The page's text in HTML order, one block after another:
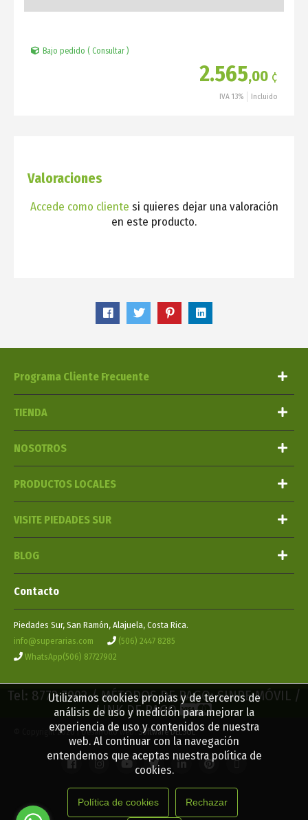
Bajo pedido ( Consultar )
2.565,00 ¢
IVA 13% Incluido
Valoraciones
Accede como cliente si quieres dejar una valoración
en este producto.
Programa Cliente Frecuente
TIENDA
NOSOTROS
PRODUCTOS LOCALES
VISITE PIEDADES SUR
BLOG
Contacto
Piedades Sur, San Ramón, Alajuela, Costa Rica.
info@superarias.com
(506) 2447 8285
WhatsApp(506) 87727902
Tel: 8772 7902 / MÉTODOS DE PAGO: SINPE MÓVIL /
LINK DE PAGO
© Copyright 2026 | Desarrollo web:Software DELSOL
Utilizamos cookies propias y de terceros de
análisis de uso y medición para mejorar la
experiencia de uso y contenidos de nuestra
web. Al continuar con la navegación
entendemos que aceptas nuestra política de
cookies.
Política de cookies Rechazar